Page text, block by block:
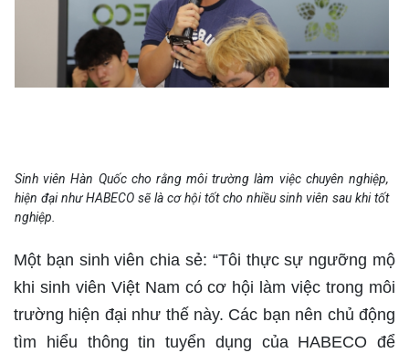
Sinh viên Hàn Quốc cho rằng môi trường làm việc chuyên nghiệp,
hiện đại như HABECO sẽ là cơ hội tốt cho nhiều sinh viên sau khi tốt
nghiệp.
Một bạn sinh viên chia sẻ: “Tôi thực sự ngưỡng mộ
khi sinh viên Việt Nam có cơ hội làm việc trong môi
trường hiện đại như thế này. Các bạn nên chủ động
tìm hiểu thông tin tuyển dụng của HABECO để